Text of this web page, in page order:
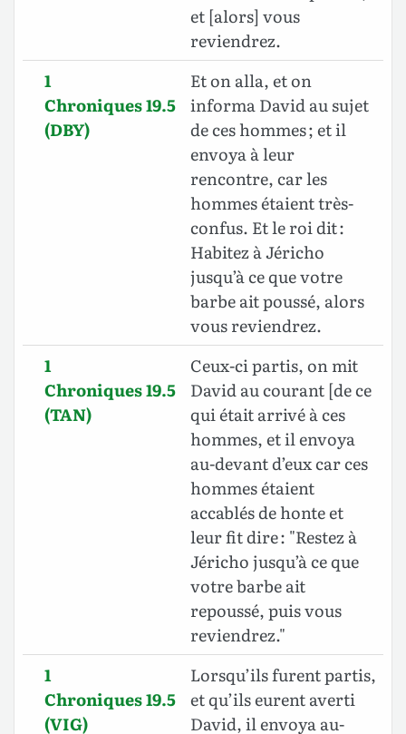
et [alors] vous
reviendrez.
1
Chroniques 19.5
(DBY)
Et on alla, et on
informa David au sujet
de ces hommes ; et il
envoya à leur
rencontre, car les
hommes étaient très-
confus. Et le roi dit :
Habitez à Jéricho
jusqu’à ce que votre
barbe ait poussé, alors
vous reviendrez.
1
Chroniques 19.5
(TAN)
Ceux-ci partis, on mit
David au courant [de ce
qui était arrivé à ces
hommes, et il envoya
au-devant d’eux car ces
hommes étaient
accablés de honte et
leur fit dire : "Restez à
Jéricho jusqu’à ce que
votre barbe ait
repoussé, puis vous
reviendrez."
1
Chroniques 19.5
(VIG)
Lorsqu’ils furent partis,
et qu’ils eurent averti
David, il envoya au-